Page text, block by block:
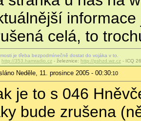
celá, to
je třeba bezpodmínečně dostat do vojáka v to.
http://353.hamradio.cz - železnice: http://pshzd.wz.cz - ICQ
Neděle, 11. prosince 2005 - 00:30:10
je to s 046
bude zrušena